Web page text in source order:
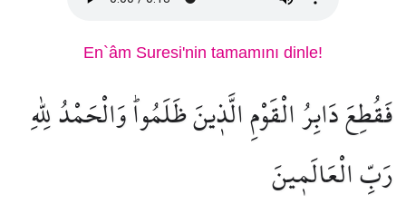
En`âm Suresi'nin tamamını dinle!
فَقُطِعَ دَابِرُ الْقَوْمِ الَّذ۪ينَ ظَلَمُواۜ وَالْحَمْدُ لِلّٰهِ
رَبِّ الْعَالَم۪ينَ